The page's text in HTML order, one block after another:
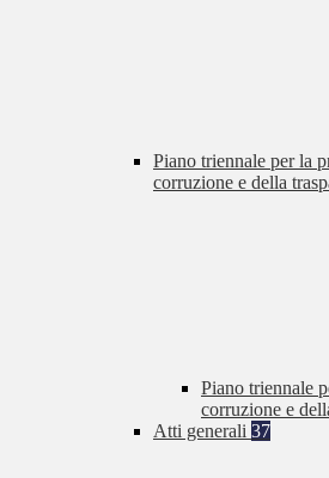
Piano triennale per la
corruzione e della
Piano triennale
corruzione e
Atti generali 37